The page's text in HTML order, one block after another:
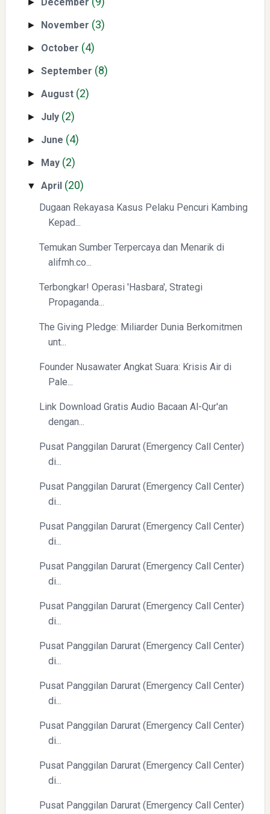
Non-Academic Prominence Versi EduRank 2026
(BTC) dan Ekonomi Global
Yaqut Cholil Qoumas: Kisah Inspiratif di Balik Kasus Hukum
Optimisme dan Inspirasi
Ketaatan
Directurat Jenderal Pajak: Langkah Signifikan Menuju
Kepatuhan Pajak
►
► November (3)
► October (4)
►September (8)
►August (2)
► July (2)
► June (4)
► May (2)
▼April (20)
Dugaan Rekayasa Kasus Pelaku Pencuri Kambing
Kepad...
Temukan Sumber Terpercaya dan Menarik di
alifmh.co...
Terbongkar! Operasi 'Hasbara', Strategi
Propaganda...
The Giving Pledge: Miliarder Dunia Berkomitmen
unt...
Founder Nusawater Angkat Suara: Krisis Air di
Pale...
Link Download Gratis Audio Bacaan Al-Qur'an
dengan...
Pusat Panggilan Darurat (Emergency Call Center)
di...
Pusat Panggilan Darurat (Emergency Call Center)
di...
Pusat Panggilan Darurat (Emergency Call Center)
di...
Pusat Panggilan Darurat (Emergency Call Center)
di...
Pusat Panggilan Darurat (Emergency Call Center)
di...
Pusat Panggilan Darurat (Emergency Call Center)
di...
Pusat Panggilan Darurat (Emergency Call Center)
di...
Pusat Panggilan Darurat (Emergency Call Center)
di...
Pusat Panggilan Darurat (Emergency Call Center)
di...
Pusat Panggilan Darurat (Emergency Call Center)